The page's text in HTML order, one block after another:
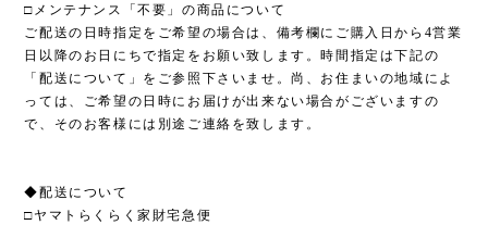
□メンテナンス「不要」の商品について
ご配送の日時指定をご希望の場合は、備考欄にご購入日から4営業
日以降のお日にちで指定をお願い致します。時間指定は下記の
「配送について」をご参照下さいませ。尚、お住まいの地域によ
っては、ご希望の日時にお届けが出来ない場合がございますの
で、そのお客様には別途ご連絡を致します。
◆配送について
□ヤマトらくらく家財宅急便